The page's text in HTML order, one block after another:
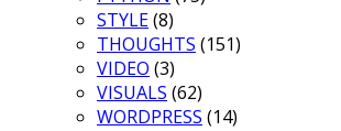
STYLE(8)
THOUGHTS (151)
VIDEO (3)
VISUALS (62)
WORDPRESS (14)